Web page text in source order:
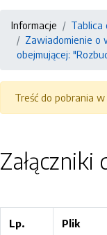
Informacje
Tablica
Zawiadomienie o
obejmującej:
Treść do pobrania w
Lp. Plik